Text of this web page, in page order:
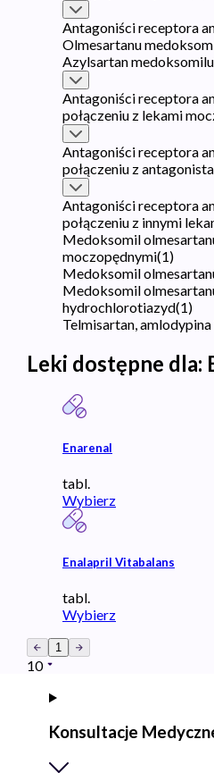
Antagoniści receptora
Olmesartanu
Azylsartan medoksomilu
Antagoniści receptora
połączeniu z lekami
Antagoniści receptora
połączeniu z
Antagoniści receptora
połączeniu z innymi
Medoksomil
moczopędnymi(1)
Medoksomil
Medoksomil
hydrochlorotiazyd(1)
Telmisartan,
Leki dostępne dla:
Enarenal
tabl.
Wybierz
Enalapril Vitabalans
tabl.
Wybierz
1
10
Konsultacje